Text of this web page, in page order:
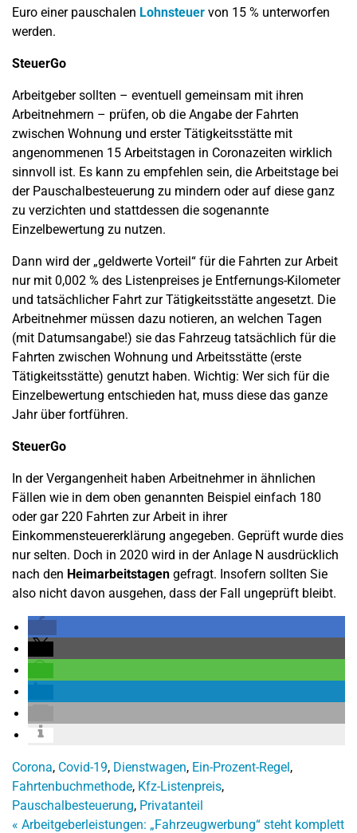
Euro einer pauschalen Lohnsteuer von 15 % unterworfen
werden.
SteuerGo
Arbeitgeber sollten – eventuell gemeinsam mit ihren
Arbeitnehmern – prüfen, ob die Angabe der Fahrten
zwischen Wohnung und erster Tätigkeitsstätte mit
angenommenen 15 Arbeitstagen in Coronazeiten wirklich
sinnvoll ist. Es kann zu empfehlen sein, die Arbeitstage bei
der Pauschalbesteuerung zu mindern oder auf diese ganz
zu verzichten und stattdessen die sogenannte
Einzelbewertung zu nutzen.
Dann wird der „geldwerte Vorteil“ für die Fahrten zur Arbeit
nur mit 0,002 % des Listenpreises je Entfernungs-Kilometer
und tatsächlicher Fahrt zur Tätigkeitsstätte angesetzt. Die
Arbeitnehmer müssen dazu notieren, an welchen Tagen
(mit Datumsangabe!) sie das Fahrzeug tatsächlich für die
Fahrten zwischen Wohnung und Arbeitsstätte (erste
Tätigkeitsstätte) genutzt haben. Wichtig: Wer sich für die
Einzelbewertung entschieden hat, muss diese das ganze
Jahr über fortführen.
SteuerGo
In der Vergangenheit haben Arbeitnehmer in ähnlichen
Fällen wie in dem oben genannten Beispiel einfach 180
oder gar 220 Fahrten zur Arbeit in ihrer
Einkommensteuererklärung angegeben. Geprüft wurde dies
nur selten. Doch in 2020 wird in der Anlage N ausdrücklich
nach den Heimarbeitstagen gefragt. Insofern sollten Sie
also nicht davon ausgehen, dass der Fall ungeprüft bleibt.
Corona, Covid-19, Dienstwagen, Ein-Prozent-Regel,
Fahrtenbuchmethode, Kfz-Listenpreis,
Pauschalbesteuerung, Privatanteil
« Arbeitgeberleistungen: „Fahrzeugwerbung“ steht komplett